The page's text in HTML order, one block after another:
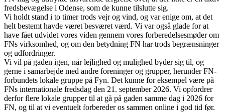
fredsbevægelse i Odense, som de kunne tilslutte sig.
Vi holdt stand i to timer trods vejr og vind, og var enige om, at det
helt bestemt havde været besværet værd. Vi var også glade for at
have fået udvidet vores viden gennem vores forberedelsesmøder om
FNs virksomhed, og om den betydning FN har trods begrænsninger
og udfordringer.
Vi vil på gaden igen, når lejlighed og mulighed byder sig til, og
gerne i samarbejde med andre foreninger og grupper, herunder FN-
forbundets lokale gruppe på Fyn. Det kunne for eksempel være på
FNs internationale fredsdag den 21. september 2026. Vi opfordrer
derfor flere lokale grupper til at gå på gaden samme dag i 2026 for
FN, og til at vi eventuelt forbereder os sammen online i god tid før.